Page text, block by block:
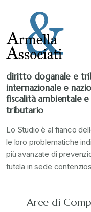
diritto doganale e
internazionale e
fiscalità ambientale
tributario
Lo Studio è al fianco
le loro problematiche
più avanzate di
tutela in sede
Aree di